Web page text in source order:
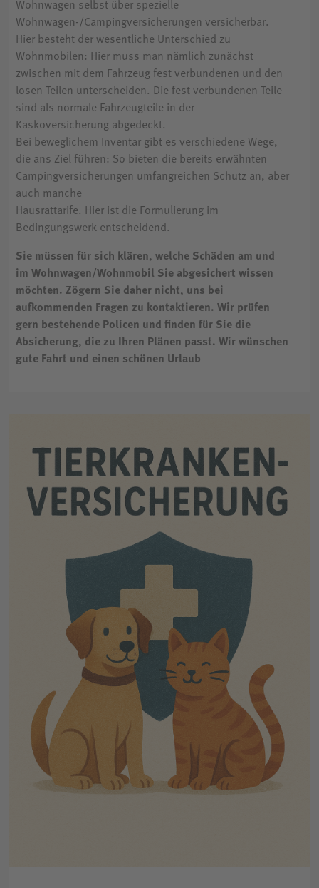
Wohnwagen selbst über spezielle
Wohnwagen-/Campingversicherungen versicherbar.
Hier besteht der wesentliche Unterschied zu
Wohnmobilen: Hier muss man nämlich zunächst
zwischen mit dem Fahrzeug fest verbundenen und den
losen Teilen unterscheiden. Die fest verbundenen Teile
sind als normale Fahrzeugteile in der
Kaskoversicherung abgedeckt.
Bei beweglichem Inventar gibt es verschiedene Wege,
die ans Ziel führen: So bieten die bereits erwähnten
Campingversicherungen umfangreichen Schutz an, aber
auch manche
Hausrattarife. Hier ist die Formulierung im
Bedingungswerk entscheidend.
Sie müssen für sich klären, welche Schäden am und
im Wohnwagen/Wohnmobil Sie abgesichert wissen
möchten. Zögern Sie daher nicht, uns bei
aufkommenden Fragen zu kontaktieren. Wir prüfen
gern bestehende Policen und finden für Sie die
Absicherung, die zu Ihren Plänen passt. Wir wünschen
gute Fahrt und einen schönen Urlaub